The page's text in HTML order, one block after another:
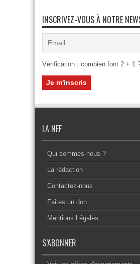
INSCRIVEZ-VOUS À NOTRE
Vérification : combien font 2 + 1
LA NEF
Qui sommes-nous ?
La rédaction
Contactez-nous
Faites un don
Mentions Légales
S’ABONNER